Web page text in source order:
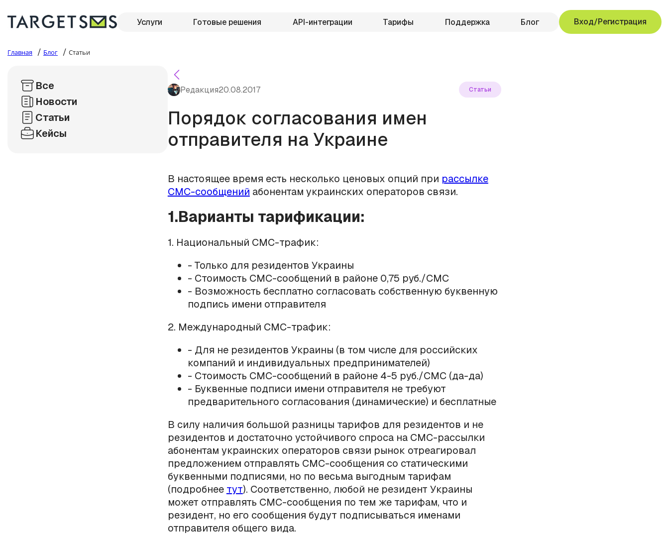
Услуги Готовые решения API-интеграции Тарифы Поддержка Блог Вход/Регистрация
Главная / Блог / Статьи
Все
Новости
Статьи
Кейсы
Редакция20.08.2017 Статьи
Порядок согласования имен
отправителя на Украине
В настоящее время есть несколько ценовых опций при рассылке
СМС-сообщений абонентам украинских операторов связи.
1.Варианты тарификации:
1. Национальный СМС-трафик:
- Только для резидентов Украины
- Стоимость СМС-сообщений в районе 0,75 руб./СМС
- Возможность бесплатно согласовать собственную буквенную
подпись имени отправителя
2. Международный СМС-трафик:
- Для не резидентов Украины (в том числе для российских
компаний и индивидуальных предпринимателей)
- Стоимость СМС-сообщений в районе 4-5 руб./СМС (да-да)
- Буквенные подписи имени отправителя не требуют
предварительного согласования (динамические) и бесплатные
В силу наличия большой разницы тарифов для резидентов и не
резидентов и достаточно устойчивого спроса на СМС-рассылки
абонентам украинских операторов связи рынок отреагировал
предложением отправлять СМС-сообщения со статическими
буквенными подписями, но по весьма выгодным тарифам
(подробнее тут). Соответственно, любой не резидент Украины
может отправлять СМС-сообщения по тем же тарифам, что и
резидент, но его сообщения будут подписываться именами
отправителя общего вида.